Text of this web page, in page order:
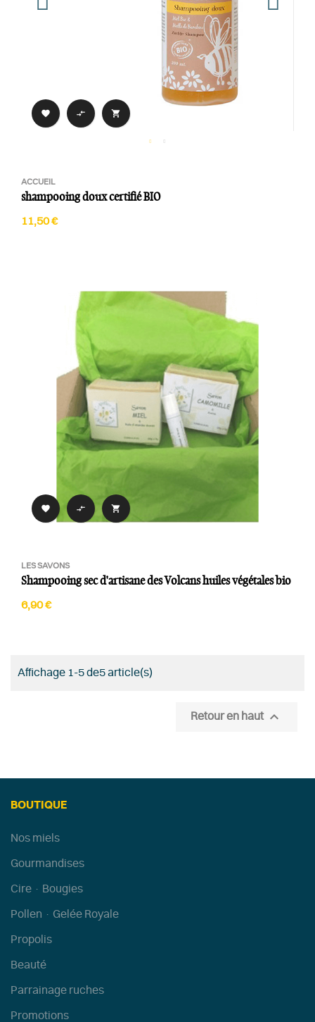
  
ACCUEIL
shampooing doux certifié BIO
11,50 €
  
LES SAVONS
Shampooing sec d'artisane des Volcans huiles végétales bio
6,90 €
Affichage 1-5 de5 article(s)
Retour en haut 
BOUTIQUE
Nos miels
Gourmandises
Cire · Bougies
Pollen · Gelée Royale
Propolis
Beauté
Parrainage ruches
Promotions